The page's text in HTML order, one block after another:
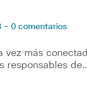
- 0 comentarios
vez más
responsables